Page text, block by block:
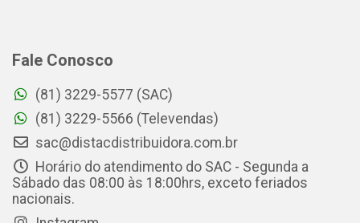
Fale Conosco
(81) 3229-5577 (SAC)
(81) 3229-5566 (Televendas)
sac@distacdistribuidora.com.br
Horário do atendimento do SAC - Segunda a
Sábado das 08:00 às 18:00hrs, exceto feriados
nacionais.